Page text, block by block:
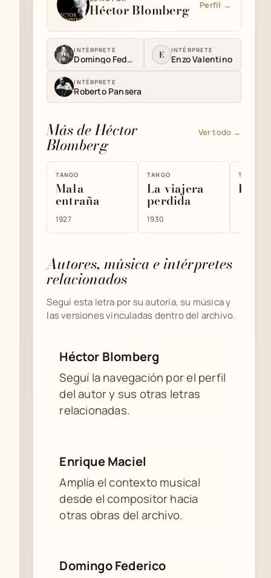
Héctor Blomberg Perfil →
INTÉRPRETE
Domingo Federico E INTÉRPRETE
Enzo Valentino
INTÉRPRETE
Roberto Pansera
Más de Héctor
Blomberg
Ver todo →
TANGO
Mala
entraña
1927
TANGO
La viajera
perdida
1930
TANGO
Autores, música e intérpretes
relacionados
Seguí esta letra por su autoría, su música y
las versiones vinculadas dentro del archivo.
Héctor Blomberg
Seguí la navegación por el perfil
del autor y sus otras letras
relacionadas.
Enrique Maciel
Amplía el contexto musical
desde el compositor hacia
otras obras del archivo.
Domingo Federico